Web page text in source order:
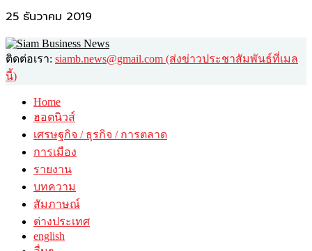
25 ธันวาคม 2019
ติดต่อเรา: siamb.news@gmail.com (ส่งข่าวประชาสัมพันธ์ที่เมล
นี้)
Home
ฮอตนิวส์
เศรษฐกิจ / ธุรกิจ / การตลาด
การเมือง
รายงาน
บทความ
สัมภาษณ์
ต่างประเทศ
english